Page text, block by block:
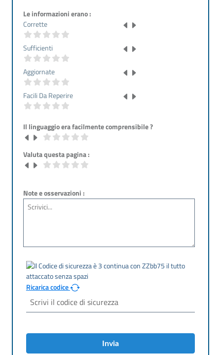
Le informazioni erano :
Corrette
Sufficienti
Aggiornate
Facili Da Reperire
Il linguaggio era facilmente comprensibile ?
Valuta questa pagina :
Note e osservazioni :
Ricarica codice
Invia